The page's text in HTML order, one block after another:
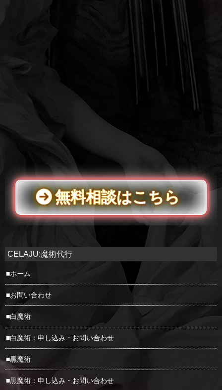
無料相談はこちら
CELAJU:魔術代行
ホーム
お問い合わせ
白魔術
白魔術：申し込み・お問い合わせ
黒魔術
黒魔術：申し込み・お問い合わせ